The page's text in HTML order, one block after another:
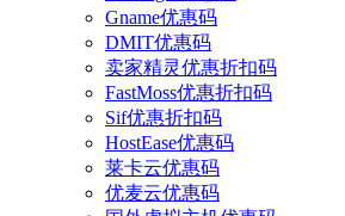
Gname优惠码
DMIT优惠码
卖家精灵优惠折扣码
FastMoss优惠折扣码
Sif优惠折扣码
HostEase优惠码
莱卡云优惠码
优麦云优惠码